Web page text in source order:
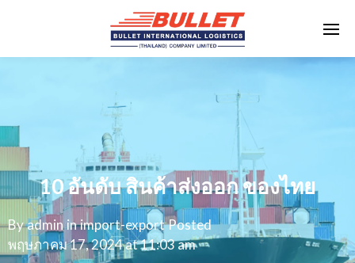
10 อันดับ สินค้าส่งออก ของไทย
Byadmin inimport-exportPosted
พฤษภาคม 17, 2024 at 11:03 am